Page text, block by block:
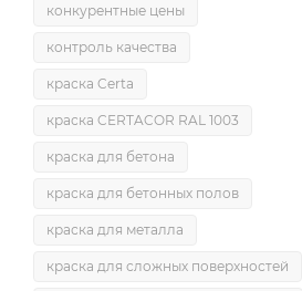
конкурентные цены
контроль качества
краска Certa
краска CERTACOR RAL 1003
краска для бетона
краска для бетонных полов
краска для металла
краска для сложных поверхностей